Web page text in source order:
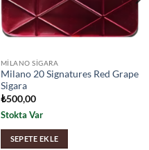
MILANO SIGARA
Milano 20 Signatures Red Grape
Sigara
₺500,00
Stokta Var
SEPETE EKLE